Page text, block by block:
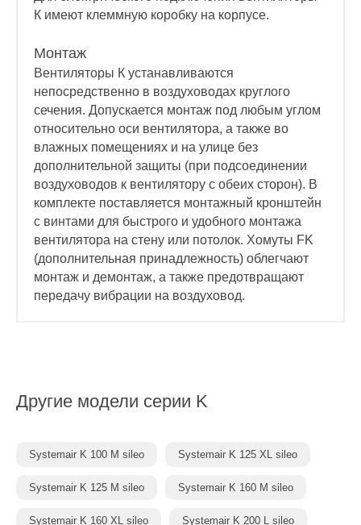
К имеют клеммную коробку на корпусе.
Монтаж
Вентиляторы К устанавливаются
непосредственно в воздуховодах круглого
сечения. Допускается монтаж под любым углом
относительно оси вентилятора, а также во
влажных помещениях и на улице без
дополнительной защиты (при подсоединении
воздуховодов к вентилятору с обеих сторон). В
комплекте поставляется монтажный кронштейн
с винтами для быстрого и удобного монтажа
вентилятора на стену или потолок. Хомуты FK
(дополнительная принадлежность) облегчают
монтаж и демонтаж, а также предотвращают
передачу вибрации на воздуховод.
Другие модели серии K
Systemair K 100 M sileo Systemair K 125 XL sileo
Systemair K 125 M sileo Systemair K 160 M sileo
Systemair K 160 XL sileo Systemair K 200 L sileo